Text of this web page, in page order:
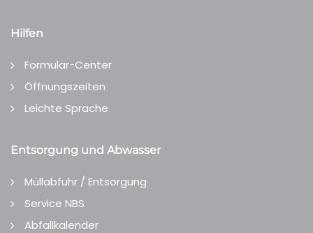
Hilfen
Formular-Center
Öffnungszeiten
Leichte Sprache
Entsorgung und Abwasser
Müllabfuhr / Entsorgung
Service NBS
Abfallkalender